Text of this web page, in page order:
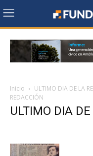
Inicio ULTIMO DIA DE LA
REDACCIÓN
ULTIMO DIA